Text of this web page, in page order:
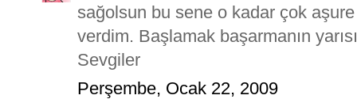
sağolsun bu sene o kadar çok
verdim. Başlamak başarmanın
Sevgiler
Perşembe, Ocak 22, 2009